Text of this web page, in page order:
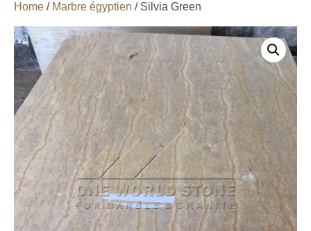
Home / Marbre égyptien / Silvia Green